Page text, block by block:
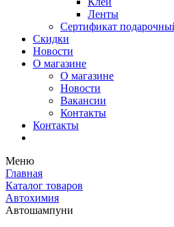
Ленты
Сертификат
Скидки
Новости
О магазине
О магазине
Новости
Вакансии
Контакты
Контакты
Меню
Главная
Каталог товаров
Автохимия
Автошампуни